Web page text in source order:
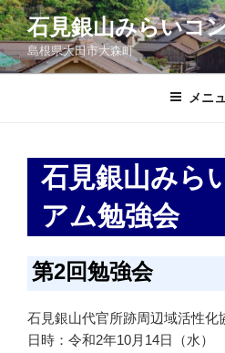
コ
ン
テ
ン
石見銀山みらいコ
島根県大田市大森町
メニ
石見銀山みら
アム勉強会
第2回勉強会
石見銀山代官所跡周辺域活性化
日時：令和2年10月14日（水